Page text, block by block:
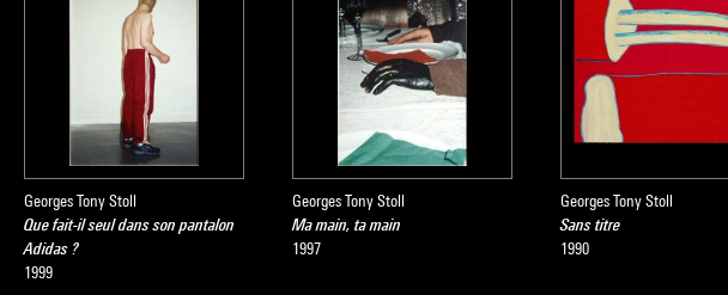
Georges Tony Stoll
Que fait-il seul dans son pantalon
Adidas ?
1999
Georges Tony Stoll
Ma main, ta main
1997
Georges Tony Stoll
Sans titre
1990